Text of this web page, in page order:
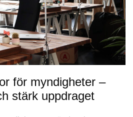
för myndigheter –
stärk uppdraget